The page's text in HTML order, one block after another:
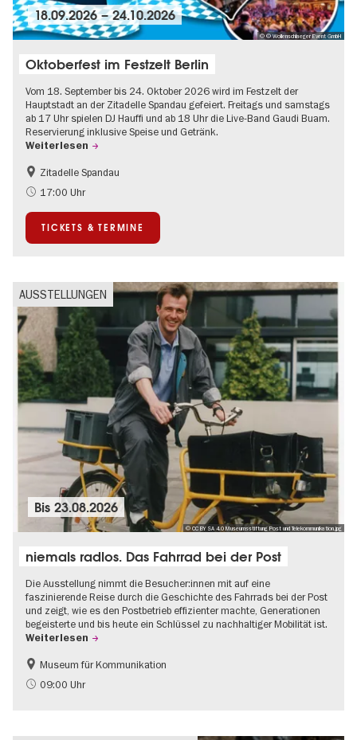
© © Wollenschlaeger Event GmbH
18.09.2026–24.10.2026
Oktoberfest im Festzelt Berlin
Vom 18. September bis 24. Oktober 2026 wird im Festzelt der
Hauptstadt an der Zitadelle Spandau gefeiert. Freitags und samstags
ab 17 Uhr spielen DJ Hauffi und ab 18 Uhr die Live-Band Gaudi Buam.
Reservierung inklusive Speise und Getränk.
Weiterlesen
Food
Going local Berlin
Zitadelle Spandau
17:00 Uhr
TICKETS & TERMINE
AUSSTELLUNGEN
© CC BY SA 4.0 Museumsstiftung Post und Telekommunikation.jpg
Bis23.08.2026
niemals radlos. Das Fahrrad bei der Post
Die Ausstellung nimmt die Besucher:innen mit auf eine
faszinierende Reise durch die Geschichte des Fahrrads bei der Post
und zeigt, wie es den Postbetrieb effizienter machte, Generationen
begeisterte und bis heute ein Schlüssel zu nachhaltiger Mobilität ist.
Weiterlesen
Geschichte
Nachhaltigkeit
Museum für Kommunikation
09:00 Uhr